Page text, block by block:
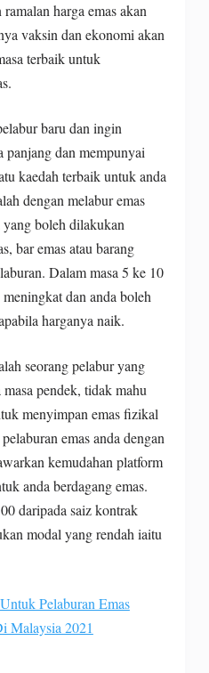
harga emas akan
vaksin dan ekonomi akan
terbaik untuk
baru dan ingin
panjang dan mempunyai
kaedah terbaik untuk anda
dengan melabur emas
boleh dilakukan
bar emas atau barang
Dalam masa 5 ke 10
dan anda boleh
harganya naik.
seorang pelabur yang
pendek, tidak mahu
menyimpan emas fizikal
emas anda dengan
kemudahan platform
anda berdagang emas.
daripada saiz kontrak
modal yang rendah iaitu
Pelaburan Emas
Malaysia 2021